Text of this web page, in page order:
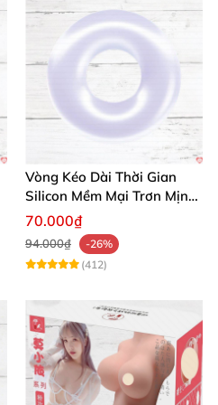
Vòng Kéo Dài Thời Gian
Silicon Mềm Mại Trơn Mịn
Tăng Khoái Cảm
70.000₫
94.000₫
-26%
(412)